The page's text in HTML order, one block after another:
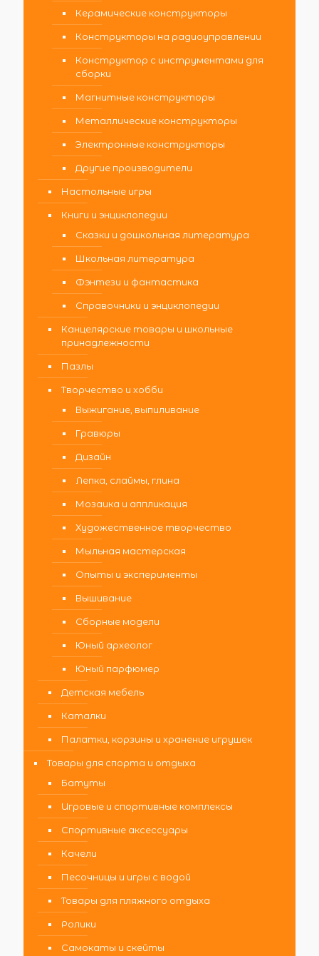
Керамические конструкторы
Конструкторы на радиоуправлении
Конструктор с инструментами для
сборки
Магнитные конструкторы
Металлические конструкторы
Электронные конструкторы
Другие производители
Настольные игры
Книги и энциклопедии
Сказки и дошкольная литература
Школьная литература
Фэнтези и фантастика
Справочники и энциклопедии
Канцелярские товары и школьные
принадлежности
Пазлы
Творчество и хобби
Выжигание, выпиливание
Гравюры
Дизайн
Лепка, слаймы, глина
Мозаика и аппликация
Художественное творчество
Мыльная мастерская
Опыты и эксперименты
Вышивание
Сборные модели
Юный археолог
Юный парфюмер
Детская мебель
Каталки
Палатки, корзины и хранение игрушек
Товары для спорта и отдыха
Батуты
Игровые и спортивные комплексы
Спортивные аксессуары
Качели
Песочницы и игры с водой
Товары для пляжного отдыха
Ролики
Самокаты и скейты